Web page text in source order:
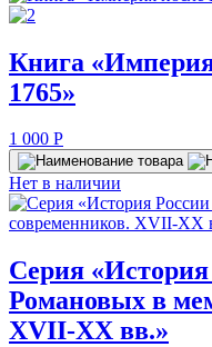
Книга
1765»
1 000 P
Нет в наличии
Серия
Романовых в
XVII-XX вв.»